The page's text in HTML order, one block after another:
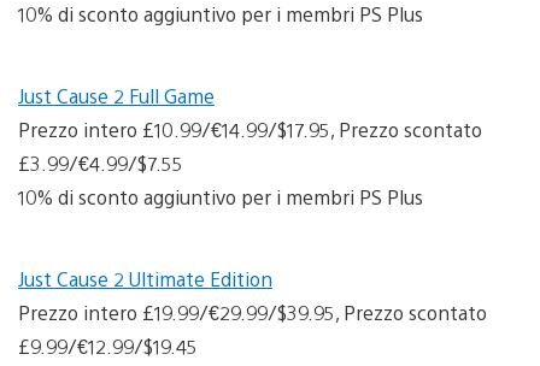
10% di sconto aggiuntivo per i membri PS Plus
Just Cause 2 Full Game
Prezzo intero £10.99/€14.99/$17.95, Prezzo scontato
£3.99/€4.99/$7.55
10% di sconto aggiuntivo per i membri PS Plus
Just Cause 2 Ultimate Edition
Prezzo intero £19.99/€29.99/$39.95, Prezzo scontato
£9.99/€12.99/$19.45